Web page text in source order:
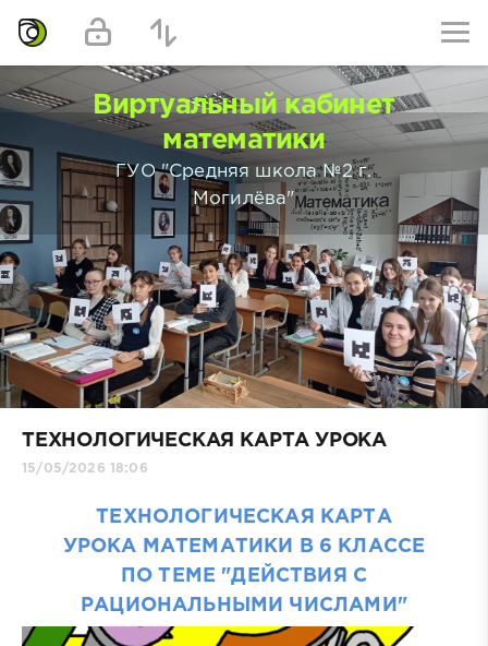
Виртуальный кабинет
математики
ГУО "Средняя школа №2 г.
Могилёва"
ТЕХНОЛОГИЧЕСКАЯ КАРТА УРОКА
15/05/2026 18:06
ТЕХНОЛОГИЧЕСКАЯ КАРТА
УРОКА МАТЕМАТИКИ В 6 КЛАССЕ
ПО ТЕМЕ "ДЕЙСТВИЯ С
РАЦИОНАЛЬНЫМИ ЧИСЛАМИ"